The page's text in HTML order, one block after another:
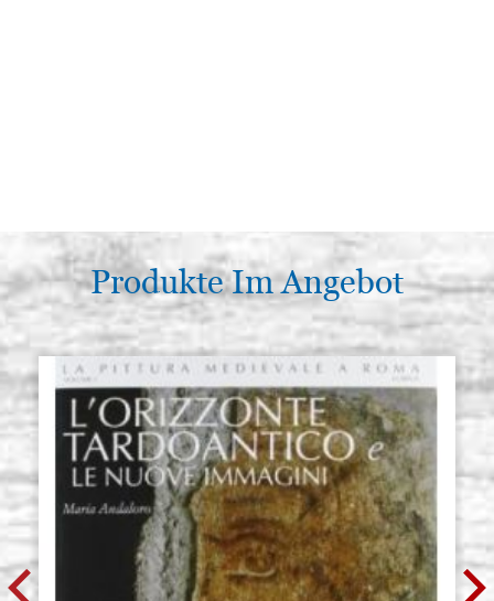
Produkte Im Angebot